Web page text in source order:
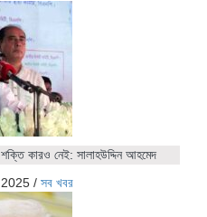
শক্তি কারও নেই: সালাহউদ্দিন আহমেদ
/ সব খবর